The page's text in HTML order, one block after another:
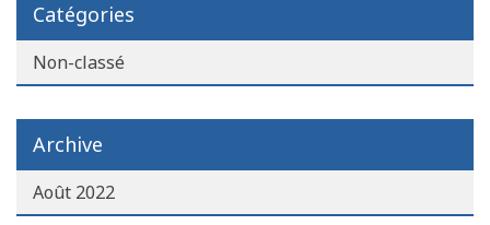
Catégories
Non-classé
Archive
Août 2022